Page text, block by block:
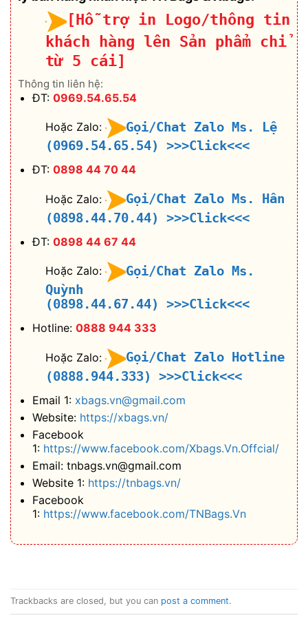
[Hỗ trợ in Logo/thông tin
khách hàng lên Sản phẩm chỉ
từ 5 cái]
Thông tin liên hệ:
ĐT: 0969.54.65.54
Hoặc Zalo:
Gọi/Chat Zalo Ms. Lệ
(0969.54.65.54)
>>>Click<<<
ĐT: 0898 44 70 44
Hoặc Zalo:
Gọi/Chat Zalo Ms. Hân
(0898.44.70.44)
>>>Click<<<
ĐT: 0898 44 67 44
Hoặc Zalo:
Gọi/Chat Zalo Ms.
Quỳnh
(0898.44.67.44)
>>>Click<<<
Hotline: 0888 944 333
Hoặc Zalo:
Gọi/Chat Zalo Hotline
(0888.944.333)
>>>Click<<<
Email 1: xbags.vn@gmail.com
Website: https://xbags.vn/
Facebook
1: https://www.facebook.com/Xbags.Vn.Offcial/
Email: tnbags.vn@gmail.com
Website 1: https://tnbags.vn/
Facebook
1: https://www.facebook.com/TNBags.Vn
Trackbacks are closed, but you can post a comment.